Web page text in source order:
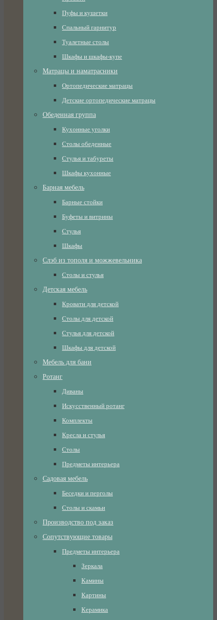
Пуфы и кушетки
Спальный гарнитур
Туалетные столы
Шкафы и шкафы-купе
Матрацы и наматрасники
Ортопедические матрацы
Детские ортопедические матрацы
Обеденная группа
Кухонные уголки
Столы обеденные
Стулья и табуреты
Шкафы кухонные
Барная мебель
Барные стойки
Буфеты и витрины
Стулья
Шкафы
Слэб из тополя и можжевельника
Столы и стулья
Детская мебель
Кровати для детской
Столы для детской
Стулья для детской
Шкафы для детской
Мебель для бани
Ротанг
Диваны
Искусственный ротанг
Комплекты
Кресла и стулья
Столы
Предметы интерьера
Садовая мебель
Беседки и перголы
Столы и скамьи
Производство под заказ
Сопутствующие товары
Предметы интерьера
Зеркала
Камины
Картины
Керамика